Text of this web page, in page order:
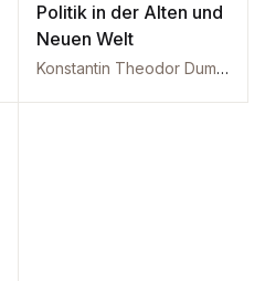
Politik in der Alten und
Neuen Welt
Konstantin Theodor Dumba